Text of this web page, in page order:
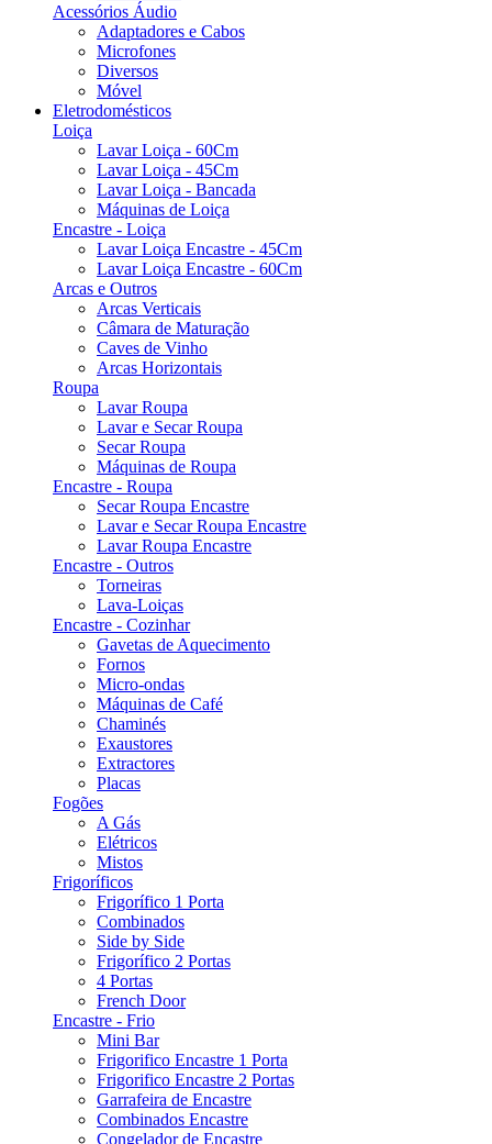
Acessórios Áudio
Adaptadores e Cabos
Microfones
Diversos
Móvel
Eletrodomésticos
Loiça
Lavar Loiça - 60Cm
Lavar Loiça - 45Cm
Lavar Loiça - Bancada
Máquinas de Loiça
Encastre - Loiça
Lavar Loiça Encastre - 45Cm
Lavar Loiça Encastre - 60Cm
Arcas e Outros
Arcas Verticais
Câmara de Maturação
Caves de Vinho
Arcas Horizontais
Roupa
Lavar Roupa
Lavar e Secar Roupa
Secar Roupa
Máquinas de Roupa
Encastre - Roupa
Secar Roupa Encastre
Lavar e Secar Roupa Encastre
Lavar Roupa Encastre
Encastre - Outros
Torneiras
Lava-Loiças
Encastre - Cozinhar
Gavetas de Aquecimento
Fornos
Micro-ondas
Máquinas de Café
Chaminés
Exaustores
Extractores
Placas
Fogões
A Gás
Elétricos
Mistos
Frigoríficos
Frigorífico 1 Porta
Combinados
Side by Side
Frigorífico 2 Portas
4 Portas
French Door
Encastre - Frio
Mini Bar
Frigorifico Encastre 1 Porta
Frigorifico Encastre 2 Portas
Garrafeira de Encastre
Combinados Encastre
Congelador de Encastre